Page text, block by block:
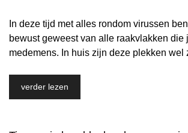
In deze tijd met alles rondom virussen
bewust geweest van alle raakvlakken die
medemens. In huis zijn deze plekken wel
verder lezen